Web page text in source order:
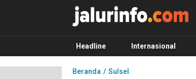
Info Terbaru, Berita Terkini Hari Ini,
Terkini, Akurat dan Terpercaya
Headline Internasional
Beranda Sulsel